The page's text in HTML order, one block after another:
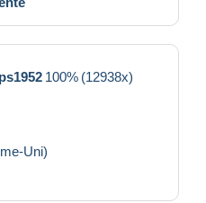
100% (12938x)
Uni)